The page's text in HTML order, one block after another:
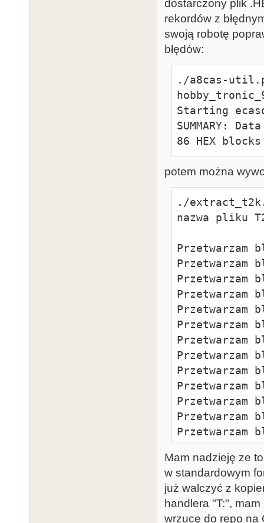
dostarczony plik
rekordów z
swoją robotę
błędów:
./a8cas-
Starting
SUMMARY:
86 HEX
potem można
./
nazwa pliku
Przetwarzam
Przetwarzam
Przetwarzam
Przetwarzam
Przetwarzam
Przetwarzam
Przetwarzam
Przetwarzam
Przetwarzam
Przetwarzam
Przetwarzam
Przetwarzam
Przetwarzam
Przetwarzam
Przetwarzam
Przetwarzam
Przetwarzam
Mam nadzieję ze
w standardowym
już walczyć z
handlera "T:",
wrzucę do repo na